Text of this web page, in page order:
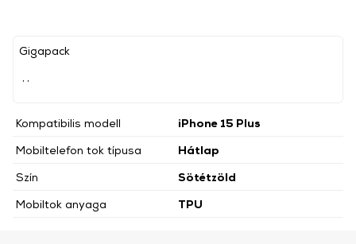
Gigapack
Kompatibilis modell
iPhone 15 Plus
Mobiltelefon tok típusa
Hátlap
Szín
Sötétzöld
Mobiltok anyaga
TPU